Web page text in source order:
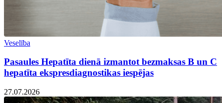
Veselība
Pasaules Hepatīta dienā izmantot bezmaksas B un C
hepatīta ekspresdiagnostikas iespējas
27.07.2026